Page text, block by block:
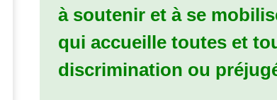
à soutenir et à se
qui accueille toutes et
discrimination ou